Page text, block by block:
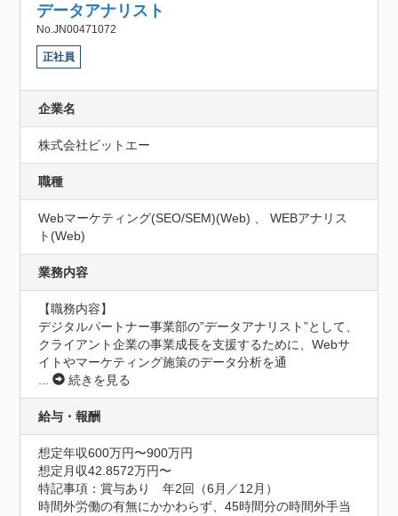
データアナリスト
No.JN00471072
正社員
企業名
株式会社ビットエー
職種
Webマーケティング(SEO/SEM)(Web) 、 WEBアナリス
ト(Web)
業務内容
【職務内容】
デジタルパートナー事業部の”データアナリスト”として、
クライアント企業の事業成長を支援するために、Webサ
イトやマーケティング施策のデータ分析を通
...
続きを見る
給与・報酬
想定年収600万円〜900万円
想定月収42.8572万円〜
特記事項：賞与あり　年2回（6月／12月）
時間外労働の有無にかかわらず、45時間分の時間外手当